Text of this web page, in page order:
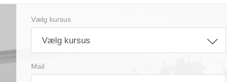
Vælg kursus
Vælg kursus
Mail